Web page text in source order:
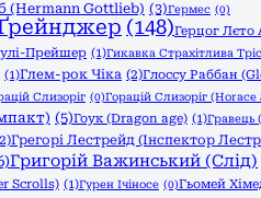
(Hermann Gottlieb) (3)Гермес (0)
(148)Герцог Лєто
Прейшер (1)Гикавка Страхітлива
(1)Глем-рок Чіка (2)Глоссу Раббан
Слизоріг (0)Горацій Слизоріг (Horace
(5)Гоук (Dragon age) (1)Гравець
Грегорі Лестрейд (Інспектор
Григорій Важинський (Слід)
Scrolls) (1)Гурен Ічіносе (0)Гьомей